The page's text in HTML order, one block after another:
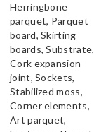
Herringbone
parquet, Parquet
board, Skirting
boards, Substrate,
Cork expansion
joint, Sockets,
Stabilized moss,
Corner elements,
Art parquet,